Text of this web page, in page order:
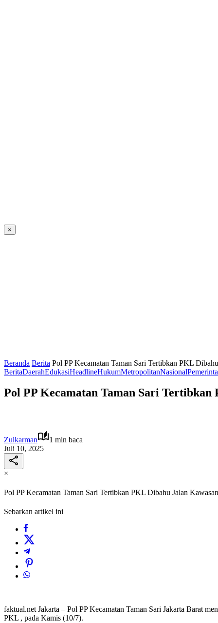
×
Beranda Berita Pol PP Kecamatan Taman Sari Tertibkan PKL
BeritaDaerahEdukasiHeadlineHukumMetropolitanNasional
Pol PP Kecamatan Taman Sari
Zulkarman
1 min baca
Juli 10, 2025
×
Pol PP Kecamatan Taman Sari Tertibkan PKL Dibahu Jalan
Sebarkan artikel ini
faktual.net Jakarta – Pol PP Kecamatan Taman Sari Jakarta Barat
PKL , pada Kamis (10/7).